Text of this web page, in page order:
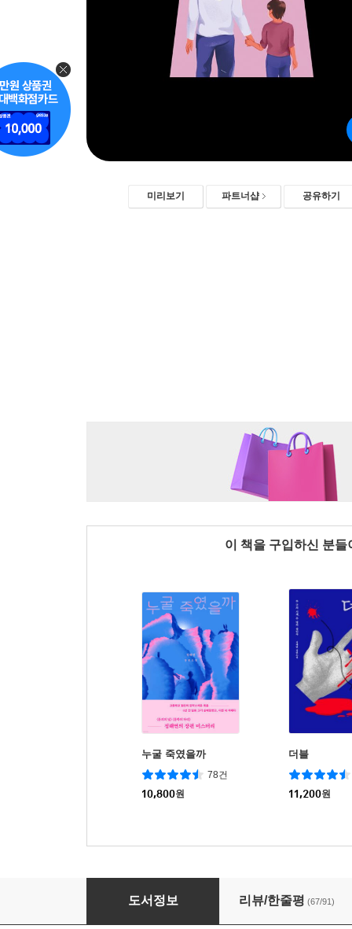
미리보기 파트너샵 공유하기
이 책을 구입하신 분
누굴 죽였을까
78건
10,800원
더블
11,200원
유괴의 날
도서정보 리뷰/한줄평 (67/91)